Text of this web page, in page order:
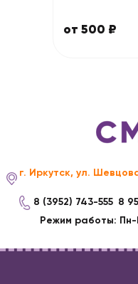
от 500 ₽
г. Иркутск, ул.
8 (3952) 743-555 8
Режим работы: Пн-